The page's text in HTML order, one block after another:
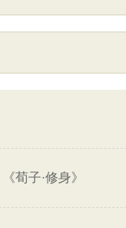
《荀子·修身》